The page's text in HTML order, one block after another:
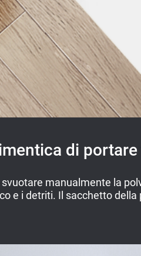
di
manualmente la
e i detriti. Il sacchetto